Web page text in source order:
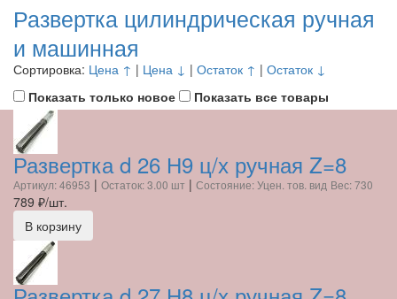
Развертка цилиндрическая ручная
и машинная
Сортировка: Цена ↑ | Цена ↓ | Остаток ↑ | Остаток ↓
Показать только новое
Показать все товары
Развертка d 26 Н9 ц/х ручная Z=8
Артикул: 46953 | Остаток: 3.00 шт | Состояние: Уцен. тов. вид Вес: 730
789 ₽/шт.
В корзину